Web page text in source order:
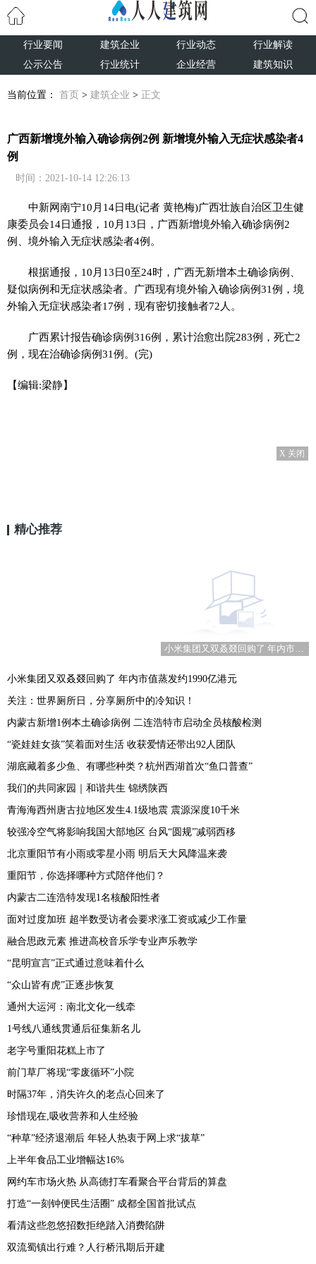
行业要闻 建筑企业 行业动态
行业解读
公示公告
行业统计 企业经营 建筑知识
当前位置： 首页 > 建筑企业 > 正文
广西新增境外输入确诊病例2例 新增境外输入无症状感染者4
例
时间：2021-10-14 12:26:13
中新网南宁10月14日电(记者 黄艳梅)广西壮族自治区卫生健
康委员会14日通报，10月13日，广西新增境外输入确诊病例2
例、境外输入无症状感染者4例。
根据通报，10月13日0至24时，广西无新增本土确诊病例、
疑似病例和无症状感染者。广西现有境外输入确诊病例31例，境
外输入无症状感染者17例，现有密切接触者72人。
广西累计报告确诊病例316例，累计治愈出院283例，死亡2
例，现在治确诊病例31例。(完)
【编辑:梁静】
X 关闭
精心推荐
小米集团又双叒叕回购了 年内市值蒸发约1990亿港元
小米集团又双叒叕回购了 年内市值蒸发约1990亿港元
关注：世界厕所日，分享厕所中的冷知识！
内蒙古新增1例本土确诊病例 二连浩特市启动全员核酸检测
“瓷娃娃女孩”笑着面对生活 收获爱情还带出92人团队
湖底藏着多少鱼、有哪些种类？杭州西湖首次“鱼口普查”
我们的共同家园｜和谐共生 锦绣陕西
青海海西州唐古拉地区发生4.1级地震 震源深度10千米
较强冷空气将影响我国大部地区 台风“圆规”减弱西移
北京重阳节有小雨或零星小雨 明后天大风降温来袭
重阳节，你选择哪种方式陪伴他们？
内蒙古二连浩特发现1名核酸阳性者
面对过度加班 超半数受访者会要求涨工资或减少工作量
融合思政元素 推进高校音乐学专业声乐教学
“昆明宣言”正式通过意味着什么
“众山皆有虎”正逐步恢复
通州大运河：南北文化一线牵
1号线八通线贯通后征集新名儿
老字号重阳花糕上市了
前门草厂将现“零废循环”小院
时隔37年，消失许久的老点心回来了
珍惜现在,吸收营养和人生经验
“种草”经济退潮后 年轻人热衷于网上求“拔草”
上半年食品工业增幅达16%
网约车市场火热 从高德打车看聚合平台背后的算盘
打造“一刻钟便民生活圈” 成都全国首批试点
看清这些忽悠招数拒绝踏入消费陷阱
双流蜀镇出行难？人行桥汛期后开建